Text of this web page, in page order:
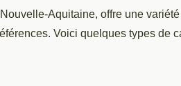
Aquitaine, offre une
Voici quelques types de